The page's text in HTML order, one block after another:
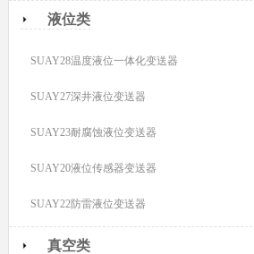
液位类
SUAY28温度液位一体化变送器
SUAY27深井液位变送器
SUAY23耐腐蚀液位变送器
SUAY20液位传感器变送器
SUAY22防雷液位变送器
真空类